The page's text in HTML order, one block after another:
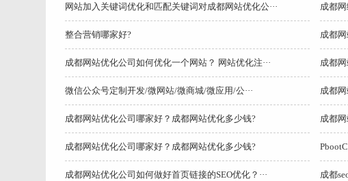
网站加入关键词优化和匹配关键词对成都网站优化公··· 成都
整合营销哪家好? 成都网
成都网站优化公司如何优化一个网站？ 网站优化注··· 成都
微信公众号定制开发/微网站/微商城/微应用/公··· 成都
成都网站优化公司哪家好？成都网站优化多少钱? 成都
成都网站优化公司哪家好？成都网站优化多少钱?
成都网站优化公司如何做好首页链接的SEO优化？··· 成都